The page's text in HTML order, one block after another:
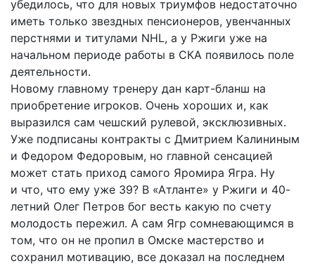
убедилось, что для новых триумфов недостаточно
иметь только звездных пенсионеров, увенчанных
перстнями и титулами NHL, а у Ржиги уже на
начальном периоде работы в СКА появилось поле
деятельности.
Новому главному тренеру дан карт-бланш на
приобретение игроков. Очень хороших и, как
выразился сам чешский рулевой, эксклюзивных.
Уже подписаны контракты с Дмитрием Калининым
и Федором Федоровым, но главной сенсацией
может стать приход самого Яромира Ягра. Ну
и что, что ему уже 39? В «Атланте» у Ржиги и 40-
летний Олег Петров бог весть какую по счету
молодость пережил. А сам Ягр сомневающимся в
том, что он не пропил в Омске мастерство и
сохранил мотивацию, все доказал на последнем